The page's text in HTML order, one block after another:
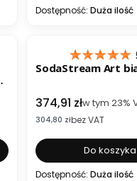
Dostępność: Duża ilość
SodaStream Art
Cena brutto
374,91 złw tym 23%
Cena netto
304,80 złbez VAT
Do koszyka
Dostępność: Duża ilość